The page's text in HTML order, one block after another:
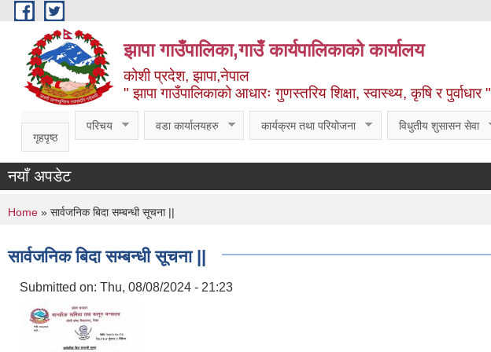
Skip to main content
झापा गाउँपालिका,गाउँ कार्यपालिकाको कार्यालय
कोशी प्रदेश, झापा,नेपाल
" झापा गाउँपालिकाको आधारः गुणस्तरिय शिक्षा, स्वास्थ्य, कृषि र पुर्वाधार "
गृहपृष्ठ
परिचय वडा कार्यालयहरु कार्यक्रम तथा परियोजना विधुतीय शुसासन सेवा
नयाँ अपडेट
You are here
Home » सार्वजनिक बिदा सम्बन्धी सूचना ||
सार्वजनिक बिदा सम्बन्धी सूचना ||
Submitted on: Thu, 08/08/2024 - 21:23